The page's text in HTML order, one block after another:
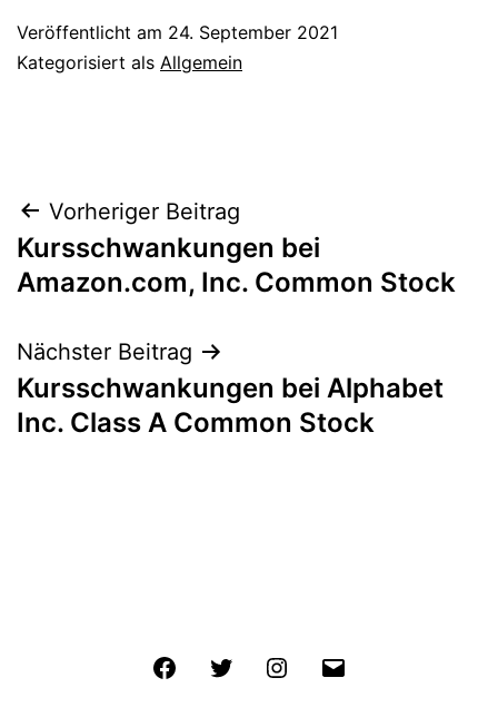
Veröffentlicht am 24. September 2021
Kategorisiert als Allgemein
Beitragsnavigation
Vorheriger Beitrag
Kursschwankungen bei
Amazon.com, Inc. Common Stock
Nächster Beitrag
Kursschwankungen bei Alphabet
Inc. Class A Common Stock
FacebookTwitter Instagram